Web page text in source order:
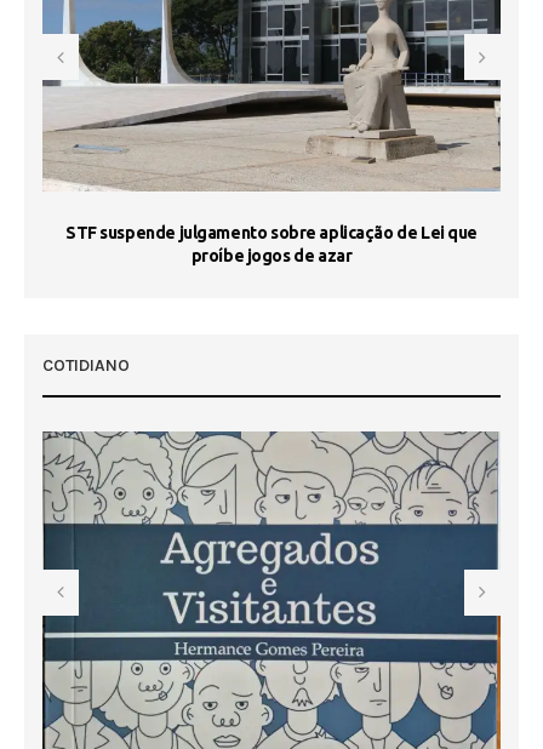
STF suspende julgamento sobre aplicação de Lei que
proíbe jogos de azar
COTIDIANO